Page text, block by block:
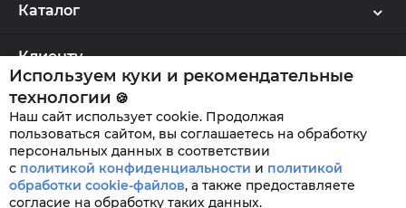
Каталог
Клиенту
QWERTYGIFTS © 2026
Используем куки и рекомендательные
технологии 🍪
Наш сайт использует cookie. Продолжая
пользоваться сайтом, вы соглашаетесь на обработку
персональных данных в соответствии
с политикой конфиденциальности и политикой
обработки cookie-файлов, а также предоставляете
согласие на обработку таких данных.